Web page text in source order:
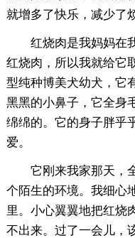
就增多了快乐，减少了
红烧肉是我妈妈在
红烧肉，所以我就给它
型纯种博美犬幼犬，它
黑黑的小鼻子，它全身
绵绵的。它的身子胖乎
爱。
它刚来我家那天，
个陌生的环境。我细心
里。小心翼翼地把红烧
不出来。过了一会儿，